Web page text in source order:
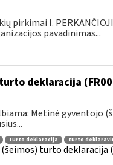
pirkimai I.
pavadinimas...
deklaracija
Metinė gyventojo
turto deklaracija turto
turto deklaracija